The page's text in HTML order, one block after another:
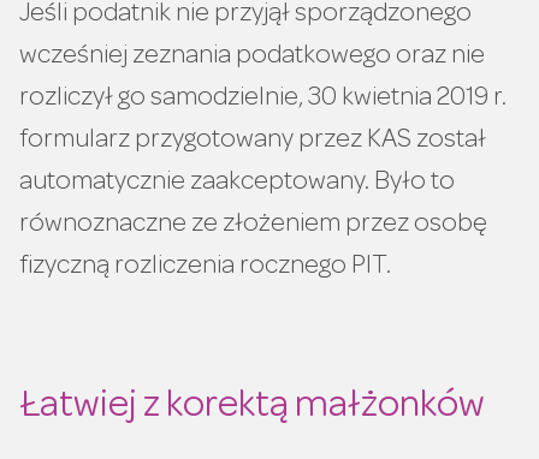
Jeśli podatnik nie przyjął sporządzonego
wcześniej zeznania podatkowego oraz nie
rozliczył go samodzielnie, 30 kwietnia 2019 r.
formularz przygotowany przez KAS został
automatycznie zaakceptowany. Było to
równoznaczne ze złożeniem przez osobę
fizyczną rozliczenia rocznego PIT.
Łatwiej z korektą małżonków